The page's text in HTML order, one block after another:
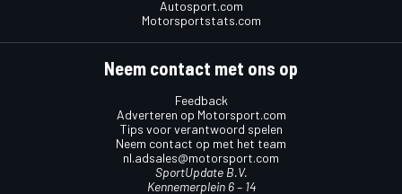
Autosport.com
Motorsportstats.com
Neem contact met ons op
Feedback
Adverteren op Motorsport.com
Tips voor verantwoord spelen
Neem contact op met het team
nl.adsales@motorsport.com
SportUpdate B.V.
Kennemerplein 6 – 14